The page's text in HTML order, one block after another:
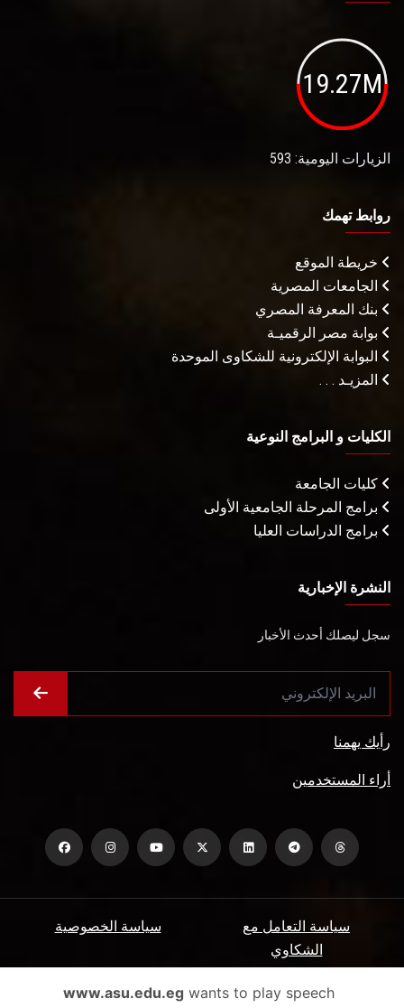
19.27M
الزيارات اليومية: 593
روابط تهمك
خريطة الموقع
الجامعات المصرية
بنك المعرفة المصري
بوابة مصر الرقميـة
البوابة الإلكترونية للشكاوى الموحدة
المزيـد . . .
الكليات و البرامج النوعية
كليات الجامعة
برامج المرحلة الجامعية الأولى
برامج الدراسات العليا
النشرة الإخبارية
سجل ليصلك أحدث الأخبار
رأيك يهمنا
أراء المستخدمين
سياسة الخصوصية
سياسة التعامل مع
الشكاوي
الأسئلة الشائعة ميثاق المتعاملين www.asu.edu.egwants to play speech